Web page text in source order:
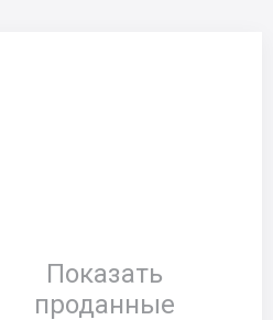
Показать
проданные